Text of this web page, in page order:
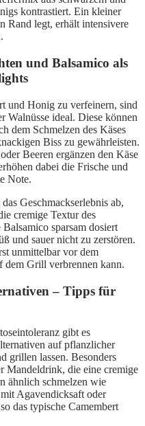
kontrastiert. Ein kleiner
Rand legt, erhält intensivere
und Balsamico als
und Honig zu verfeinern, sind
Walnüsse ideal. Diese können
dem Schmelzen des Käses
Biss zu gewährleisten.
Beeren ergänzen den Käse
dabei die Frische und
Note.
Geschmackserlebnis ab,
cremige Textur des
sparsam dosiert
und sauer nicht zu zerstören.
unmittelbar vor dem
dem Grill verbrennen kann.
– Tipps für
gibt es
auf pflanzlicher
grillen lassen. Besonders
Mandeldrink, die eine cremige
ähnlich schmelzen wie
Agavendicksaft oder
das typische Camembert